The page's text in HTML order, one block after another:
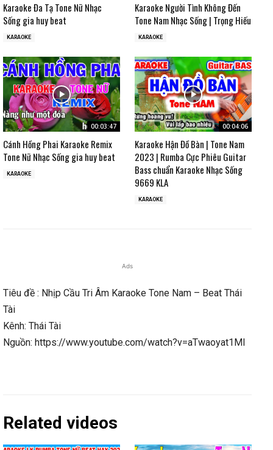
Karaoke Đa Tạ Tone Nữ Nhạc
Sống gia huy beat
KARAOKE
Karaoke Người Tình Không Đến
Tone Nam Nhạc Sống | Trọng Hiếu
KARAOKE
00:03:47
Cánh Hồng Phai Karaoke Remix
Tone Nữ Nhạc Sống gia huy beat
KARAOKE
00:04:06
Karaoke Hận Đồ Bàn | Tone Nam
2023 | Rumba Cực Phiêu Guitar
Bass chuẩn Karaoke Nhạc Sống
9669 KLA
KARAOKE
Ads
Tiêu đề : Nhịp Cầu Tri Âm Karaoke Tone Nam – Beat Thái
Tài
Kênh: Thái Tài
Nguồn: https://www.youtube.com/watch?v=aTwaoyat1MI
Related videos